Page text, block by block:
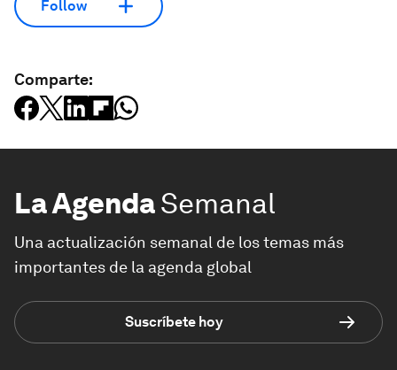
Follow
Comparte:
La AgendaSemanal
Una actualización semanal de los temas más
importantes de la agenda global
Suscríbete hoy